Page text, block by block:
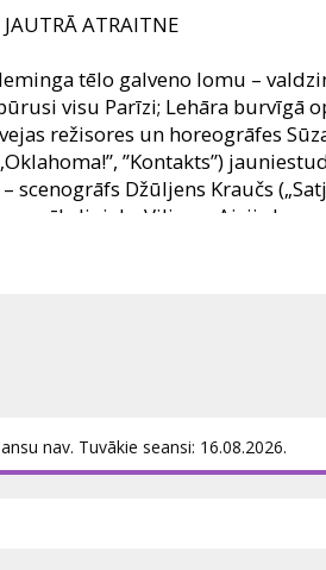
ATRAITNE
tēlo galveno lomu –
visu Parīzi; Lehāra burvīgā
režisores un horeogrāfes
”Kontakts”)
scenogrāfs Džūljens Kraučs
mākslinieks Viljams Aivijs
„Matulaka”) – radījuši jūgendstila
nav. Tuvākie seansi: 16.08.2026.